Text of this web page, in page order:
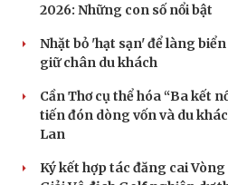
2026: Những con số nổi bật
Nhặt bỏ 'hạt sạn' để làng
giữ chân du khách
Cần Thơ cụ thể hóa “Ba kết
tiến đón dòng vốn và du
Lan
Ký kết hợp tác đăng cai